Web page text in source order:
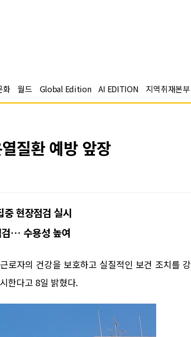
화 월드 Global Edition AI EDITION 지역취재본부
질환 예방 앞장
현장점검 실시
검… 수용성 높여
로자의 건강을 보호하고 실질적인 보건 조치를 강
한다고 8일 밝혔다.